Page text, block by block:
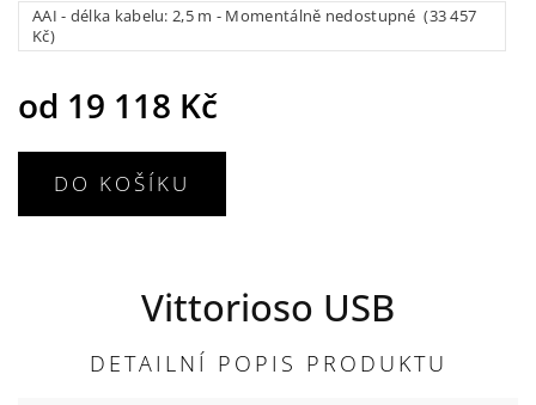
od 19 118 Kč
AAI - délka kabelu: 2,5 m - Momentálně nedostupné (33 457
Kč)
DO KOŠÍKU
Vittorioso USB
DETAILNÍ POPIS PRODUKTU